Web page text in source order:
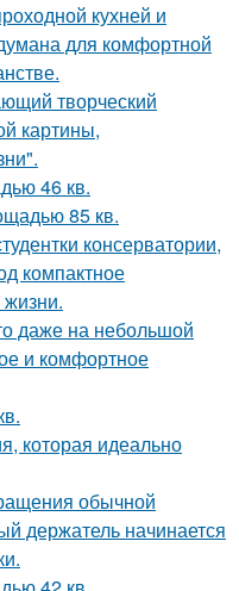
кухней и
для комфортной
творческий
картины,
46 кв.
85 кв.
консерватории,
компактное
даже на небольшой
и комфортное
которая идеально
обычной
держатель начинается